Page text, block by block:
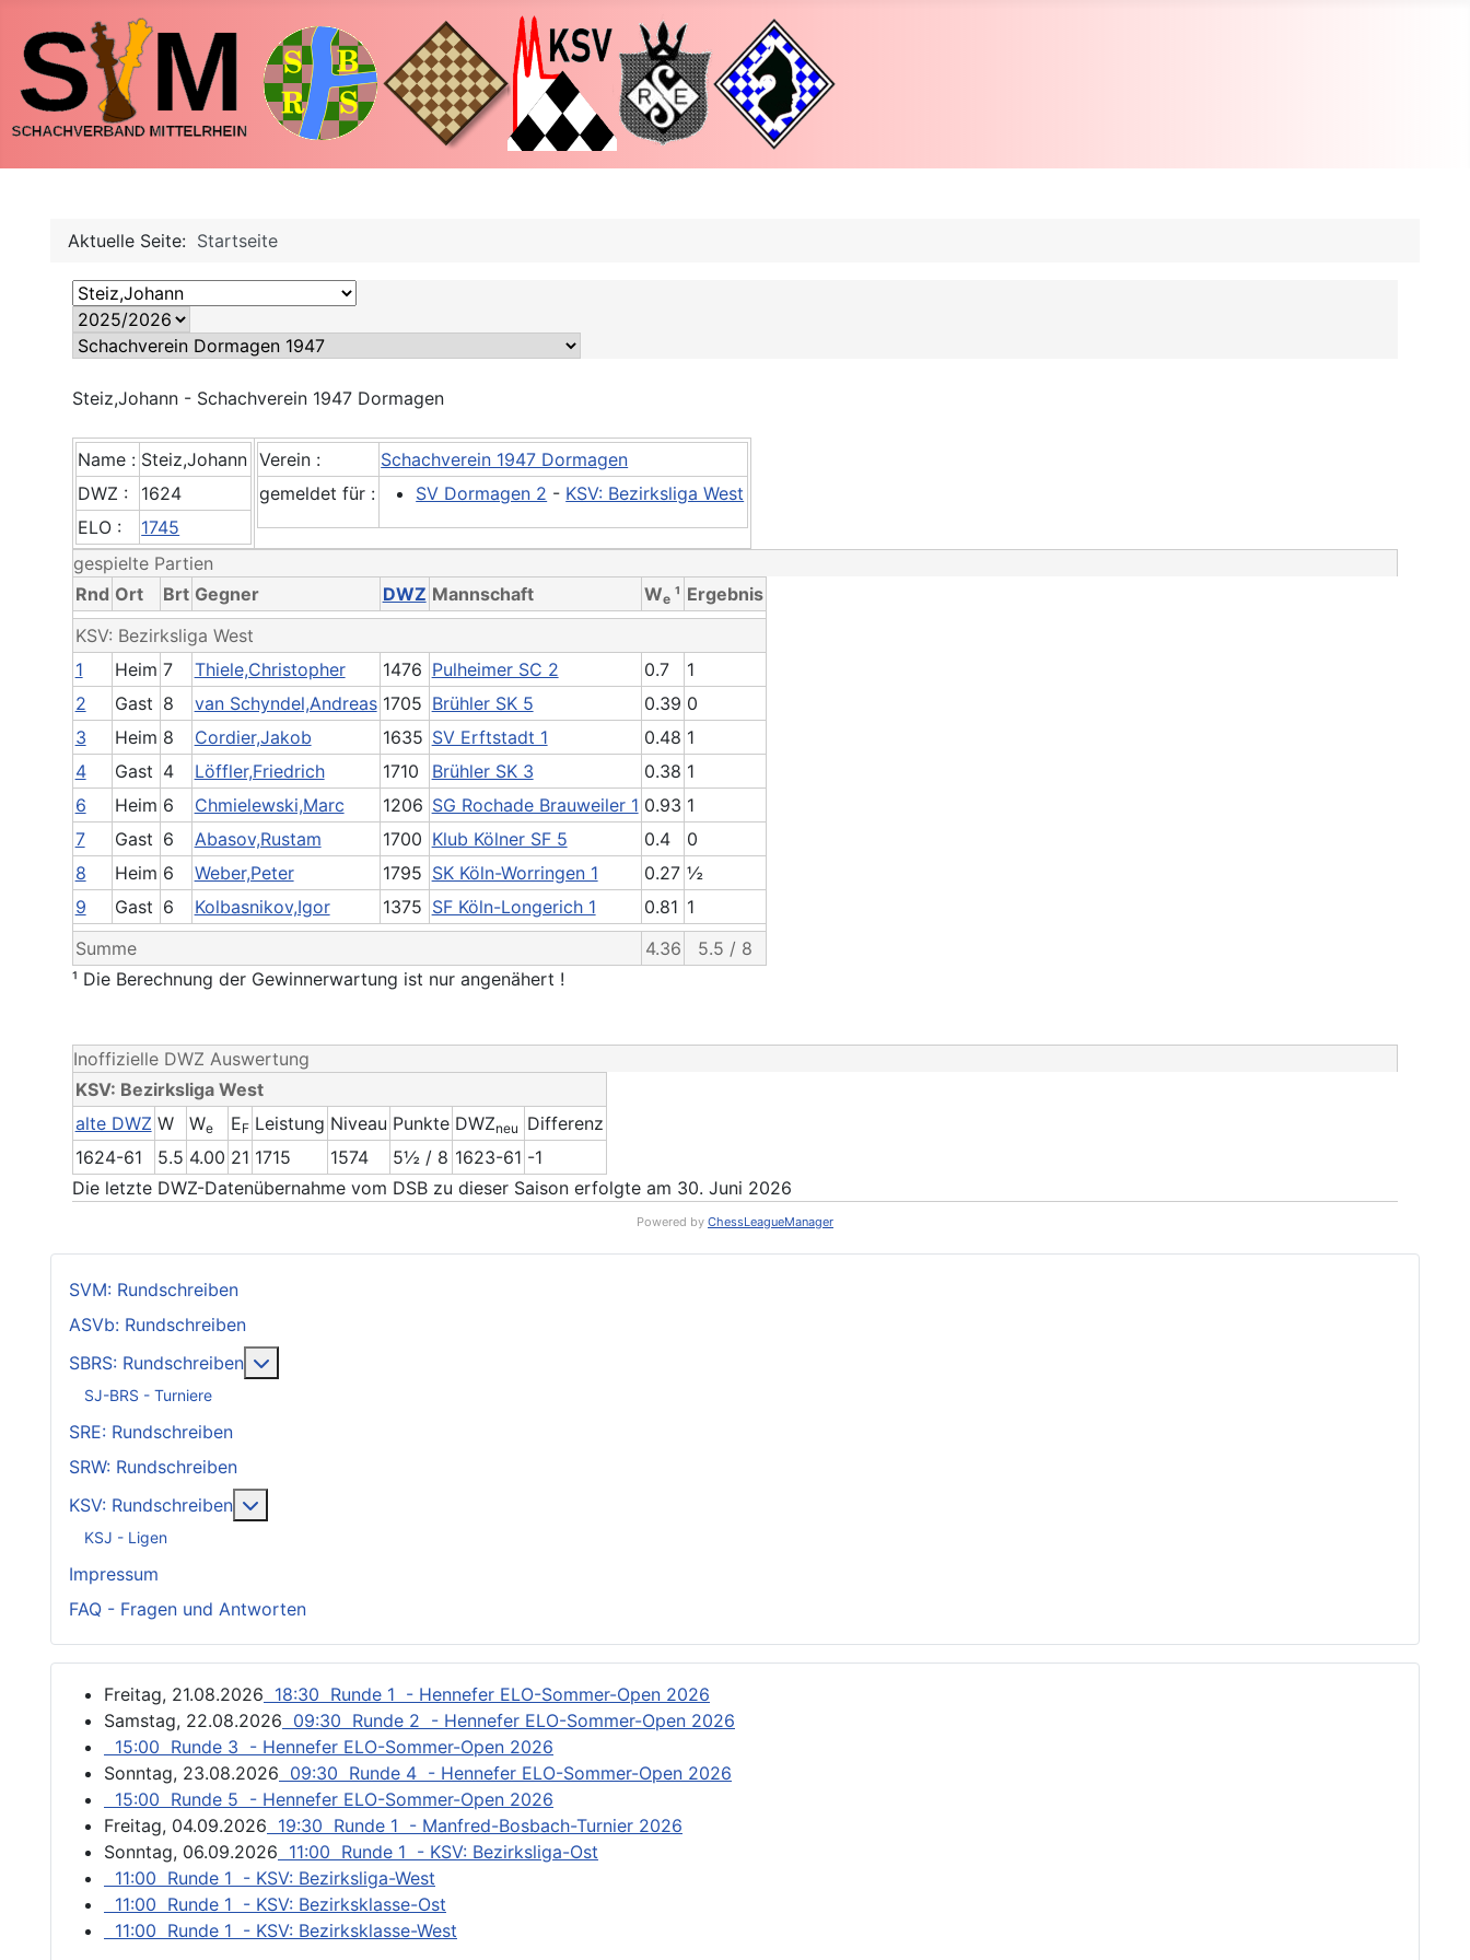
Aktuelle Seite: Startseite
Steiz,Johann - Schachverein 1947 Dormagen
Name : Steiz,Johann
DWZ :
1624
ELO :
1745
Verein :
Schachverein 1947 Dormagen
gemeldet für :
SV Dormagen 2 - KSV: Bezirksliga West
gespielte Partien
Rnd Ort Brt Gegner DWZ Mannschaft We¹ Ergebnis
KSV: Bezirksliga West
1
Heim 7 Thiele,Christopher 1476 Pulheimer SC 2 0.7
1
2
Gast 8 van Schyndel,Andreas 1705 Brühler SK 5 0.39 0
3
Heim 8 Cordier,Jakob 1635 SV Erftstadt 1 0.48 1
4
Gast 4 Löffler,Friedrich 1710 Brühler SK 3 0.38 1
6
Heim 6 Chmielewski,Marc 1206 SG Rochade Brauweiler 1 0.93 1
7
Gast 6 Abasov,Rustam 1700 Klub Kölner SF 5 0.4
0
8
Heim 6 Weber,Peter 1795 SK Köln-Worringen 1 0.27 ½
9
Gast 6 Kolbasnikov,Igor 1375 SF Köln-Longerich 1 0.81 1
Summe
4.36
5.5 / 8
¹ Die Berechnung der Gewinnerwartung ist nur angenähert !
Inoffizielle DWZ Auswertung
KSV: Bezirksliga West
alte DWZ W We EF Leistung Niveau Punkte DWZneu
Differenz
1624-61
5.5 4.00 21 1715 1574 5½ / 8 1623-61 -1
Die letzte DWZ-Datenübernahme vom DSB zu dieser Saison erfolgte am 30. Juni 2026
Powered by ChessLeagueManager
SVM: Rundschreiben
ASVb: Rundschreiben
SBRS: Rundschreiben
SJ-BRS - Turniere
SRE: Rundschreiben
SRW: Rundschreiben
KSV: Rundschreiben
KSJ - Ligen
Impressum
FAQ - Fragen und Antworten
Freitag, 21.08.2026 18:30 Runde 1 - Hennefer ELO-Sommer-Open 2026
Samstag, 22.08.2026 09:30 Runde 2 - Hennefer ELO-Sommer-Open 2026
15:00 Runde 3 - Hennefer ELO-Sommer-Open 2026
Sonntag, 23.08.2026 09:30 Runde 4 - Hennefer ELO-Sommer-Open 2026
15:00 Runde 5 - Hennefer ELO-Sommer-Open 2026
Freitag, 04.09.2026 19:30 Runde 1 - Manfred-Bosbach-Turnier 2026
Sonntag, 06.09.2026 11:00 Runde 1 - KSV: Bezirksliga-Ost
11:00 Runde 1 - KSV: Bezirksliga-West
11:00 Runde 1 - KSV: Bezirksklasse-Ost
11:00 Runde 1 - KSV: Bezirksklasse-West